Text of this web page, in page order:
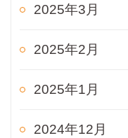
2025年3月
2025年2月
2025年1月
2024年12月